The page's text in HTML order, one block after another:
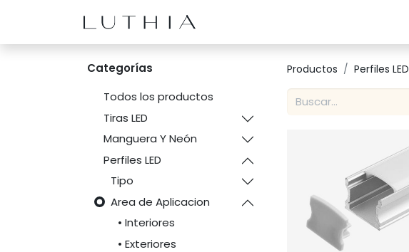
Categorías
Todos los productos
Tiras LED
Manguera Y Neón
Perfiles LED
Tipo
Area de Aplicacion
• Interiores
• Exteriores
Productos Perfiles LED